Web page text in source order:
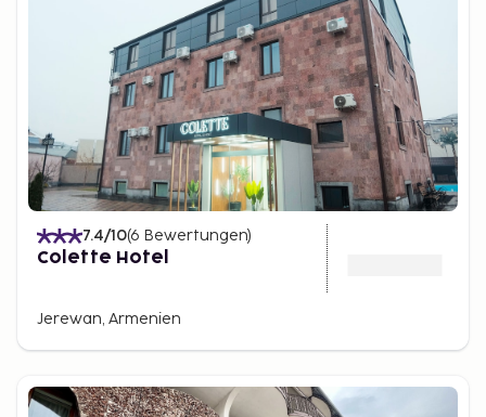
7.4/10(6 Bewertungen)
Colette Hotel
Jerewan, Armenien